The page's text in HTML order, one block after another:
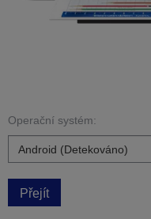
Operační systém:
Přejít